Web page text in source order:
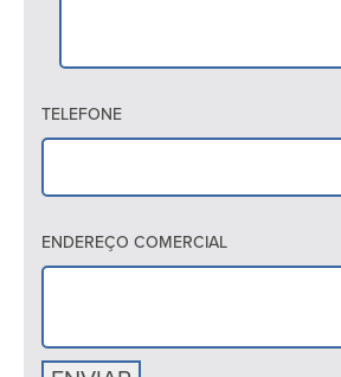
TELEFONE
ENDEREÇO COMERCIAL